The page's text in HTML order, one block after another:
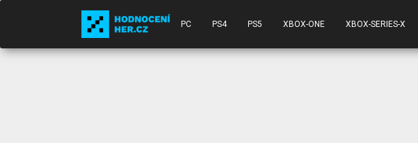
PC PS4 PS5 XBOX-ONE XBOX-SERIES-X